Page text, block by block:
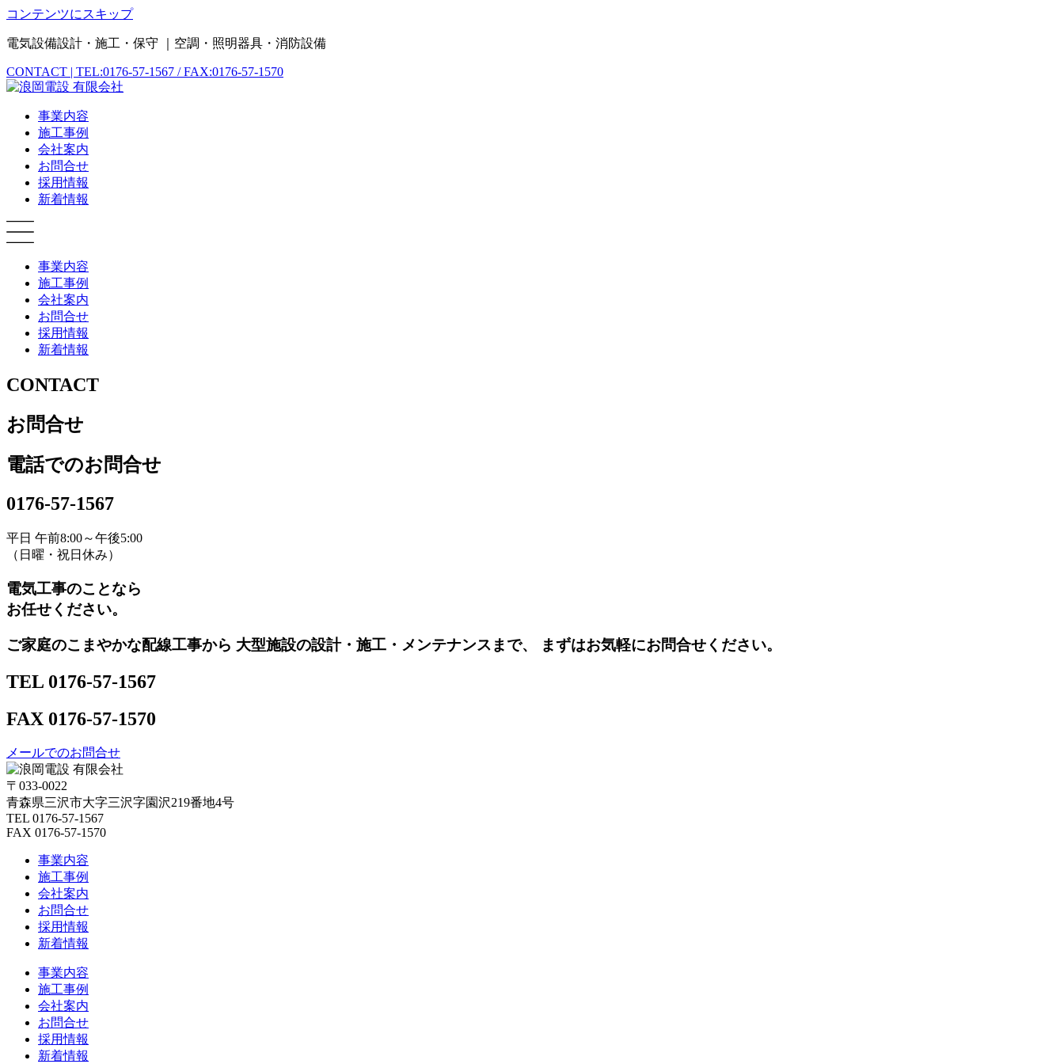
コンテンツにスキップ
電気設備設計・施工・保守 ｜空調・照明器具・消防設備
CONTACT | TEL:0176-57-1567 / FAX:0176-57-1570
事業内容
施工事例
会社案内
お問合せ
採用情報
新着情報
事業内容
施工事例
会社案内
お問合せ
採用情報
新着情報
CONTACT
お問合せ
電話でのお問合せ
0176-57-1567
平日 午前8:00～午後5:00
（日曜・祝日休み）
電気工事のことなら
お任せください。
ご家庭のこまやかな配線工事から 大型施設の設計・施工・メンテナンスまで、 まずはお気軽にお問合せください。
TEL 0176-57-1567
FAX 0176-57-1570
メールでのお問合せ
〒033-0022
青森県三沢市大字三沢字園沢219番地4号
TEL 0176-57-1567
FAX 0176-57-1570
事業内容
施工事例
会社案内
お問合せ
採用情報
新着情報
事業内容
施工事例
会社案内
お問合せ
採用情報
新着情報